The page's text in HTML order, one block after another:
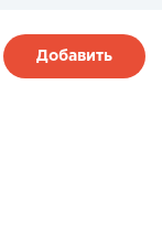
Добавить